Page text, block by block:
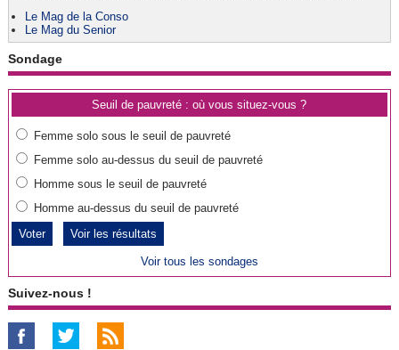
Le Mag de la Conso
Le Mag du Senior
Sondage
Seuil de pauvreté : où vous situez-vous ?
Femme solo sous le seuil de pauvreté
Femme solo au-dessus du seuil de pauvreté
Homme sous le seuil de pauvreté
Homme au-dessus du seuil de pauvreté
Voir les résultats
Voir tous les sondages
Suivez-nous !